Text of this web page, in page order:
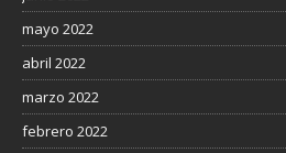
mayo 2022
abril 2022
marzo 2022
febrero 2022